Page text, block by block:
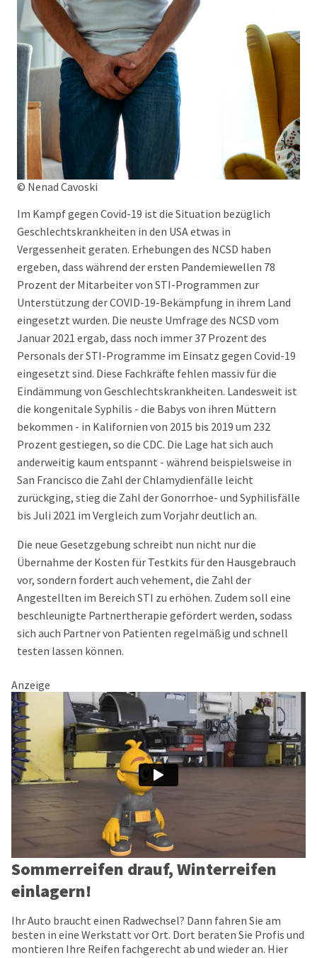
© Nenad Cavoski
Im Kampf gegen Covid-19 ist die Situation bezüglich
Geschlechtskrankheiten in den USA etwas in
Vergessenheit geraten. Erhebungen des NCSD haben
ergeben, dass während der ersten Pandemiewellen 78
Prozent der Mitarbeiter von STI-Programmen zur
Unterstützung der COVID-19-Bekämpfung in ihrem Land
eingesetzt wurden. Die neuste Umfrage des NCSD vom
Januar 2021 ergab, dass noch immer 37 Prozent des
Personals der STI-Programme im Einsatz gegen Covid-19
eingesetzt sind. Diese Fachkräfte fehlen massiv für die
Eindämmung von Geschlechtskrankheiten. Landesweit ist
die kongenitale Syphilis - die Babys von ihren Müttern
bekommen - in Kalifornien von 2015 bis 2019 um 232
Prozent gestiegen, so die CDC. Die Lage hat sich auch
anderweitig kaum entspannt - während beispielsweise in
San Francisco die Zahl der Chlamydienfälle leicht
zurückging, stieg die Zahl der Gonorrhoe- und Syphilisfälle
bis Juli 2021 im Vergleich zum Vorjahr deutlich an.
Die neue Gesetzgebung schreibt nun nicht nur die
Übernahme der Kosten für Testkits für den Hausgebrauch
vor, sondern fordert auch vehement, die Zahl der
Angestellten im Bereich STI zu erhöhen. Zudem soll eine
beschleunigte Partnertherapie gefördert werden, sodass
sich auch Partner von Patienten regelmäßig und schnell
testen lassen können.
Anzeige
Sommerreifen drauf, Winterreifen
einlagern!
Ihr Auto braucht einen Radwechsel? Dann fahren Sie am
besten in eine Werkstatt vor Ort. Dort beraten Sie Profis und
montieren Ihre Reifen fachgerecht ab und wieder an. Hier